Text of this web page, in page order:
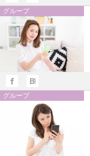
グループ
グループ